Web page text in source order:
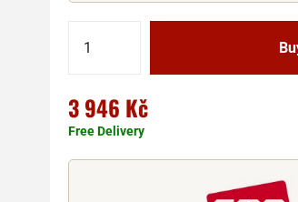
3 946 Kč
Free Delivery